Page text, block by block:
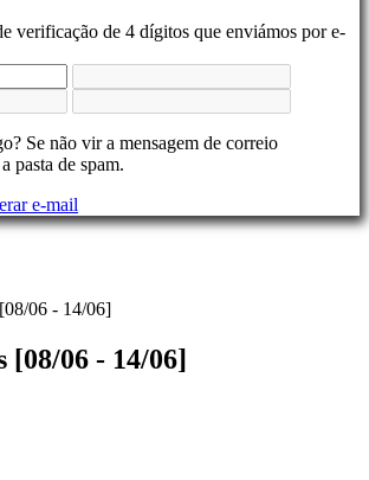
verificação de 4 dígitos que enviámos por e-
Se não vir a mensagem de correio
pasta de spam.
e-mail
06 - 14/06]
[08/06 - 14/06]